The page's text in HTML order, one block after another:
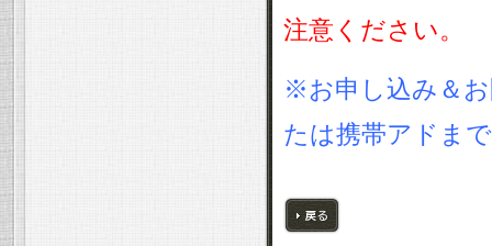
注意ください。
※お申し込み＆
たは携帯アドま